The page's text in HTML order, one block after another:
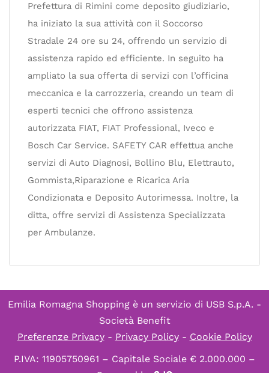
Prefettura di Rimini come deposito giudiziario,
ha iniziato la sua attività con il Soccorso
Stradale 24 ore su 24, offrendo un servizio di
assistenza rapido ed efficiente. In seguito ha
ampliato la sua offerta di servizi con l’officina
meccanica e la carrozzeria, creando un team di
esperti tecnici che offrono assistenza
autorizzata FIAT, FIAT Professional, Iveco e
Bosch Car Service. SAFETY CAR effettua anche
servizi di Auto Diagnosi, Bollino Blu, Elettrauto,
Gommista,Riparazione e Ricarica Aria
Condizionata e Deposito Autorimessa. Inoltre, la
ditta, offre servizi di Assistenza Specializzata
per Ambulanze.
Emilia Romagna Shopping è un servizio di USB S.p.A. -
Società Benefit
Preferenze Privacy- Privacy Policy- Cookie Policy
P.IVA: 11905750961 – Capitale Sociale € 2.000.000 –